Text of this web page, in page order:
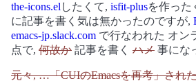
the-icons.el したくて, isfit-plusを作った
に記事を書く気は無かったのですが,
emacs-jp.slack.com で行なわれた オン
点で, 何故か 記事を書く ハメ 事にな
元々, …「CUIのEmacsを再考」され